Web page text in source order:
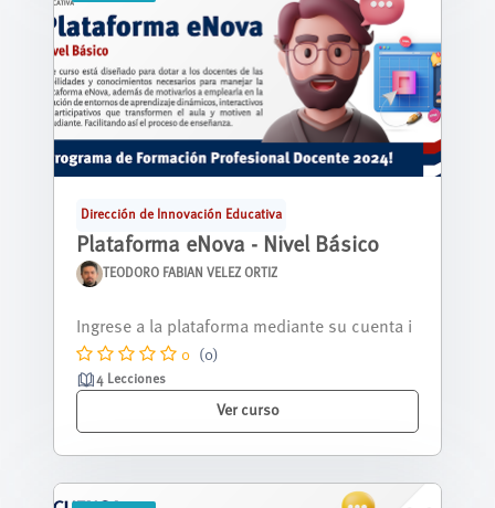
Dirección de Innovación Educativa
Plataforma eNova - Nivel Básico
TEODORO FABIAN VELEZ ORTIZ
as que estás a punto de descubrir una...
0 (0)
4 Lecciones
Ver curso